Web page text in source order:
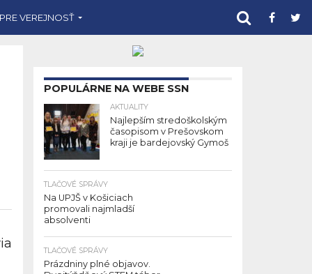
VEREJNOSŤ
POPULÁRNE NA WEBE SSN
AKTUALITY
Najlepším stredoškolským
časopisom v Prešovskom
kraji je bardejovský Gymoš
TLAČOVÉ SPRÁVY
Na UPJŠ v Košiciach
promovali najmladší
absolventi
TLAČOVÉ SPRÁVY
Prázdniny plné objavov.